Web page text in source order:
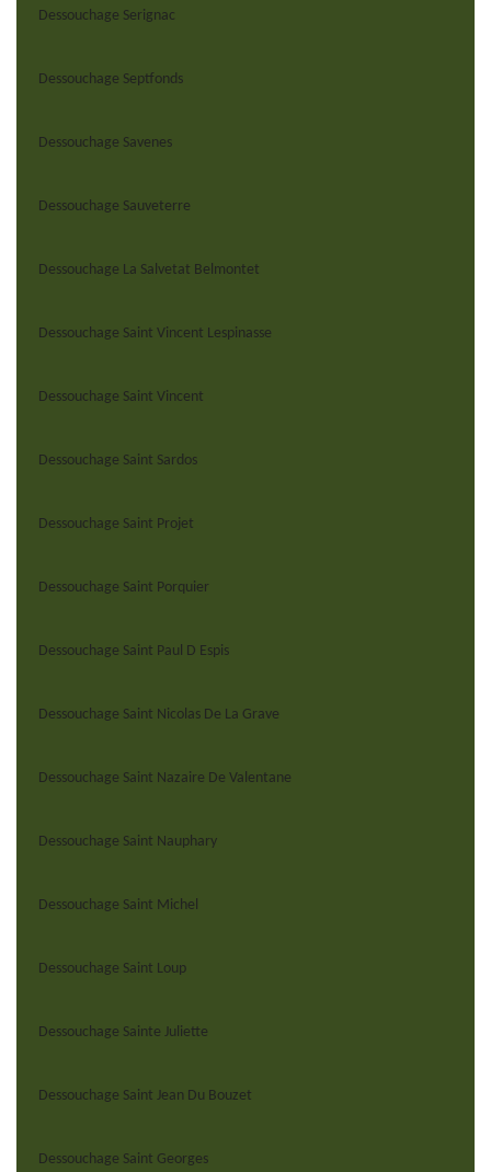
Dessouchage Serignac
Dessouchage Septfonds
Dessouchage Savenes
Dessouchage Sauveterre
Dessouchage La Salvetat Belmontet
Dessouchage Saint Vincent Lespinasse
Dessouchage Saint Vincent
Dessouchage Saint Sardos
Dessouchage Saint Projet
Dessouchage Saint Porquier
Dessouchage Saint Paul D Espis
Dessouchage Saint Nicolas De La Grave
Dessouchage Saint Nazaire De Valentane
Dessouchage Saint Nauphary
Dessouchage Saint Michel
Dessouchage Saint Loup
Dessouchage Sainte Juliette
Dessouchage Saint Jean Du Bouzet
Dessouchage Saint Georges